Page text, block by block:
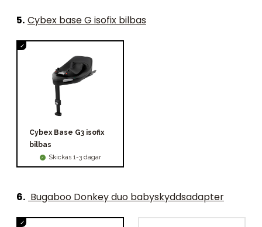
5. Cybex base G isofix bilbas
Cybex Base G3 isofix
bilbas
Skickas 1-3 dagar
6. Bugaboo Donkey duo babyskyddsadapter